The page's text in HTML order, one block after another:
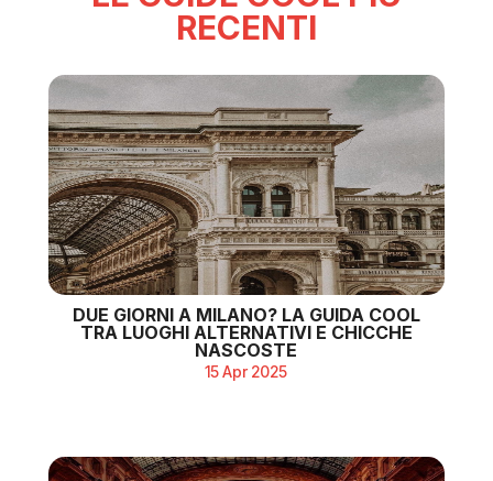
RECENTI
DUE GIORNI A MILANO? LA GUIDA COOL
TRA LUOGHI ALTERNATIVI E CHICCHE
NASCOSTE
15 Apr 2025